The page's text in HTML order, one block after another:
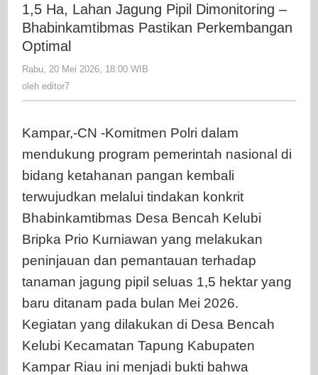
Jagung
Pipil
Pastikan
1,5 Ha, Lahan Jagung Pipil Dimonitoring –
Bhabinkamtibmas Pastikan Perkembangan
Optimal
Rabu, 20 Mei 2026, 18:00 WIB
oleh editor7
Kampar,-CN -Komitmen Polri dalam
mendukung program pemerintah nasional di
bidang ketahanan pangan kembali
terwujudkan melalui tindakan konkrit
Bhabinkamtibmas Desa Bencah Kelubi
Bripka Prio Kurniawan yang melakukan
peninjauan dan pemantauan terhadap
tanaman jagung pipil seluas 1,5 hektar yang
baru ditanam pada bulan Mei 2026.
Kegiatan yang dilakukan di Desa Bencah
Kelubi Kecamatan Tapung Kabupaten
Kampar Riau ini menjadi bukti bahwa